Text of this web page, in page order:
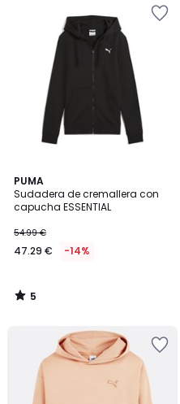
PUMA
Sudadera de cremallera con
capucha ESSENTIAL
54.99 €
47.29 € -14%
5
/
5
5
/